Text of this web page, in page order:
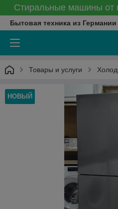
Стиральные машины от
Бытовая техника из Германии
Товары и услуги
НОВЫЙ